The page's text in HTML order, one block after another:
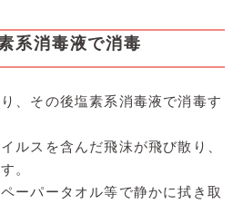
系消毒液で消毒
、その後塩素系消毒液で消毒す
ルスを含んだ飛沫が飛び散り、
。
ーパータオル等で静かに拭き取